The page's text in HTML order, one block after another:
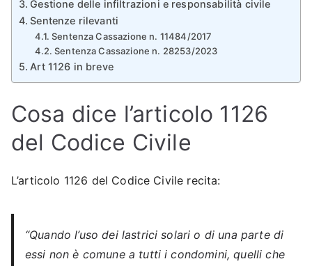
Gestione delle infiltrazioni e responsabilità civile
Sentenze rilevanti
Sentenza Cassazione n. 11484/2017
Sentenza Cassazione n. 28253/2023
Art 1126 in breve
Cosa dice l’articolo 1126
del Codice Civile
L’articolo 1126 del Codice Civile recita:
“Quando l’uso dei lastrici solari o di una parte di
essi non è comune a tutti i condomini, quelli che